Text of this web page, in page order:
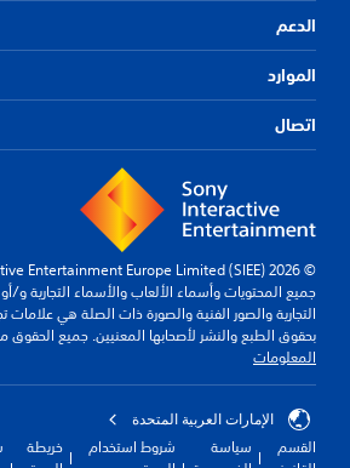
الدعم
الموارد
اتصال
© 2026 Sony Interactive Entertainment Europe Limited (SIEE)
جميع المحتويات وأسماء الألعاب والأسماء التجارية و/
التجارية والصور الفنية والصورة ذات الصلة هي علامات
بحقوق الطبع والنشر لأصحابها المعنيين. جميع الحقوق
المعلومات
الإمارات العربية المتحدة
القسم
سياسة
شروط استخدام
خريطة